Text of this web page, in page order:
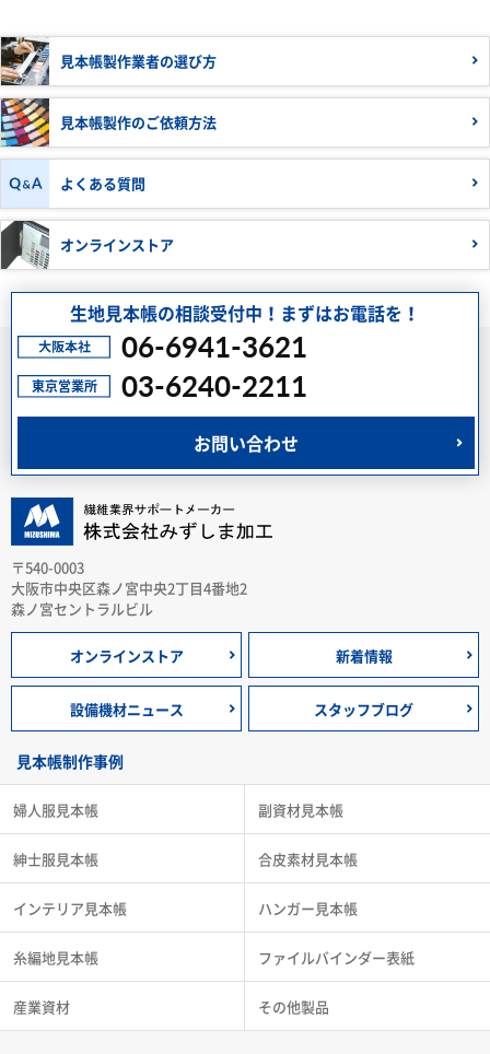
見本帳製作業者の選び方
見本帳製作のご依頼方法
よくある質問
オンラインストア
生地見本帳の相談受付中！まずはお電話を！
06-6941-3621
03-6240-2211
お問い合わせ
〒540-0003
大阪市中央区森ノ宮中央2丁目4番地2
森ノ宮セントラルビル
オンラインストア 新着情報
設備機材ニュース スタッフブログ
見本帳制作事例
婦人服見本帳
紳士服見本帳
インテリア見本帳
糸編地見本帳
産業資材
副資材見本帳
合皮素材見本帳
ハンガー見本帳
ファイルバインダー表紙
その他製品